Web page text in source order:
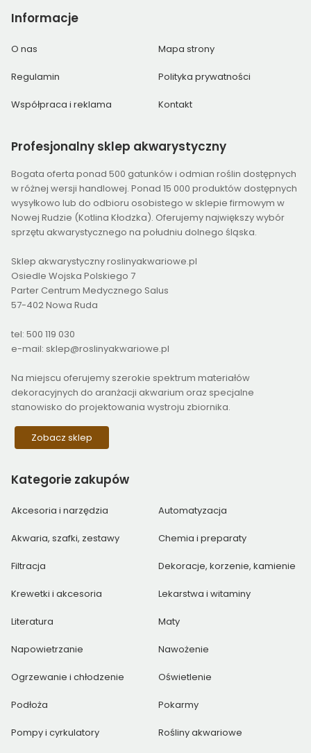
Informacje
O nas Mapa strony
Regulamin Polityka prywatności
Współpraca i reklama Kontakt
Profesjonalny sklep akwarystyczny
Bogata oferta ponad 500 gatunków i odmian roślin dostępnych
w różnej wersji handlowej. Ponad 15 000 produktów dostępnych
wysyłkowo lub do odbioru osobistego w sklepie firmowym w
Nowej Rudzie (Kotlina Kłodzka). Oferujemy największy wybór
sprzętu akwarystycznego na południu dolnego śląska.
Sklep akwarystyczny roslinyakwariowe.pl
Osiedle Wojska Polskiego 7
Parter Centrum Medycznego Salus
57-402 Nowa Ruda
tel: 500 119 030
e-mail: sklep@roslinyakwariowe.pl
Na miejscu oferujemy szerokie spektrum materiałów
dekoracyjnych do aranżacji akwarium oraz specjalne
stanowisko do projektowania wystroju zbiornika.
Zobacz sklep
Kategorie zakupów
Akcesoria i narzędzia Automatyzacja
Akwaria, szafki, zestawy Chemia i preparaty
Filtracja Dekoracje, korzenie, kamienie
Krewetki i akcesoria Lekarstwa i witaminy
Literatura Maty
Napowietrzanie Nawożenie
Ogrzewanie i chłodzenie Oświetlenie
Podłoża Pokarmy
Pompy i cyrkulatory Rośliny akwariowe